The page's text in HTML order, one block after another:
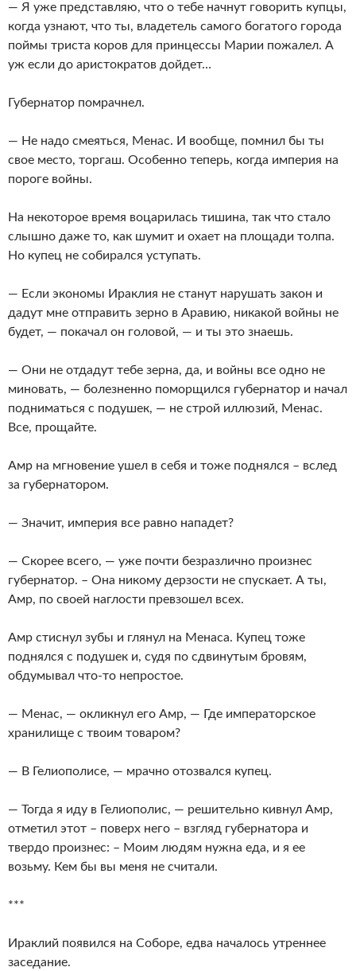
— Я уже представляю, что о тебе начнут говорить купцы,
когда узнают, что ты, владетель самого богатого города
поймы триста коров для принцессы Марии пожалел. А
уж если до аристократов дойдет…
Губернатор помрачнел.
— Не надо смеяться, Менас. И вообще, помнил бы ты
свое место, торгаш. Особенно теперь, когда империя на
пороге войны.
На некоторое время воцарилась тишина, так что стало
слышно даже то, как шумит и охает на площади толпа.
Но купец не собирался уступать.
— Если экономы Ираклия не станут нарушать закон и
дадут мне отправить зерно в Аравию, никакой войны не
будет, — покачал он головой, — и ты это знаешь.
— Они не отдадут тебе зерна, да, и войны все одно не
миновать, — болезненно поморщился губернатор и начал
подниматься с подушек, — не строй иллюзий, Менас.
Все, прощайте.
Амр на мгновение ушел в себя и тоже поднялся – вслед
за губернатором.
— Значит, империя все равно нападет?
— Скорее всего, — уже почти безразлично произнес
губернатор. – Она никому дерзости не спускает. А ты,
Амр, по своей наглости превзошел всех.
Амр стиснул зубы и глянул на Менаса. Купец тоже
поднялся с подушек и, судя по сдвинутым бровям,
обдумывал что-то непростое.
— Менас, — окликнул его Амр, — Где императорское
хранилище с твоим товаром?
— В Гелиополисе, — мрачно отозвался купец.
— Тогда я иду в Гелиополис, — решительно кивнул Амр,
отметил этот – поверх него – взгляд губернатора и
твердо произнес: – Моим людям нужна еда, и я ее
возьму. Кем бы вы меня не считали.
***
Ираклий появился на Соборе, едва началось утреннее
заседание.